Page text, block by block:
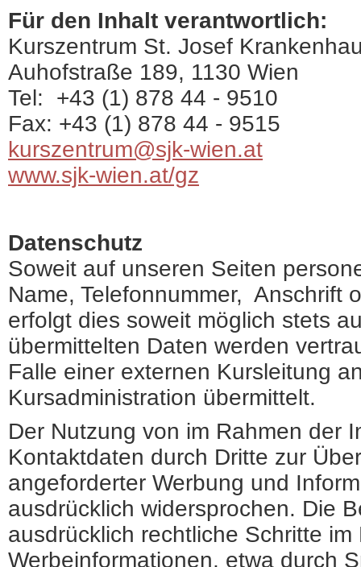
Für den Inhalt verantwortlich:
Kurszentrum St. Josef
Auhofstraße 189, 1130 Wien
Tel: +43 (1) 878 44 - 9510
Fax: +43 (1) 878 44 - 9515
kurszentrum@sjk-wien.at
www.sjk-wien.at/gz
Datenschutz
Soweit auf unseren Seiten
Name, Telefonnummer, Anschrift
erfolgt dies soweit möglich stets
übermittelten Daten werden
Falle einer externen Kursleitung
Kursadministration übermittelt.
Der Nutzung von im Rahmen der
Kontaktdaten durch Dritte zur
angeforderter Werbung und
ausdrücklich widersprochen. Die
ausdrücklich rechtliche Schritte
Werbeinformationen, etwa durch